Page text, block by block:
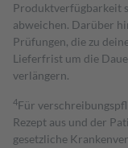
Produktverfügbarkeit
abweichen. Darüber
Prüfungen, die zu
Lieferfrist um die
verlängern.
4Für
Rezept aus und der
gesetzliche